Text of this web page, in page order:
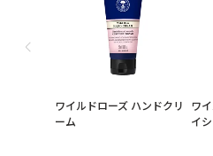
ワイルドローズ ハンドクリ
ーム
ワ
イ